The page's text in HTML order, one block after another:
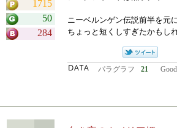
1715
50
284
ニーベルンゲン伝説前半を元
ちょっと短くしすぎたかもし
パラグラフ 21